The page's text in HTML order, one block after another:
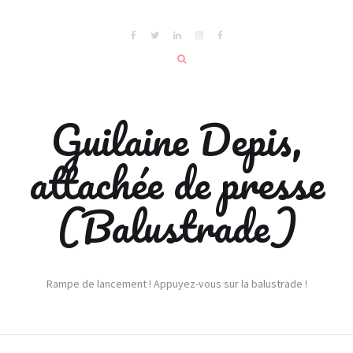
Guilaine Depis,
attachée de presse
(Balustrade)
Rampe de lancement ! Appuyez-vous sur la balustrade !